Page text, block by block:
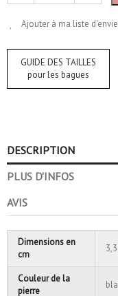
Ajouter à ma liste
GUIDE DES TAILLES
pour les bagues
DESCRIPTION
PLUS D'INFOS
AVIS
Dimensions en
cm
Couleur de la
pierre